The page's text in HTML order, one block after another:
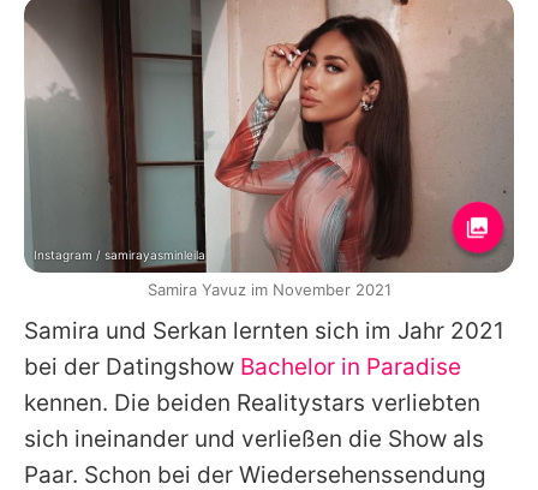
Samira und Serkan lernten sich im Jahr 2021
bei der Datingshow Bachelor in Paradise
kennen. Die beiden Realitystars verliebten
sich ineinander und verließen die Show als
Paar. Schon bei der Wiedersehenssendung
Instagram / samirayasminleila
Samira Yavuz im November 2021